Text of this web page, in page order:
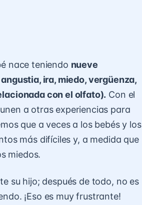
nace teniendo nueve
ira, miedo, vergüenza,
con el olfato). Con el
a otras experiencias para
que a veces a los bebés y los
más difíciles y, a medida que
miedos.
su hijo; después de todo, no es
¡Eso es muy frustrante!